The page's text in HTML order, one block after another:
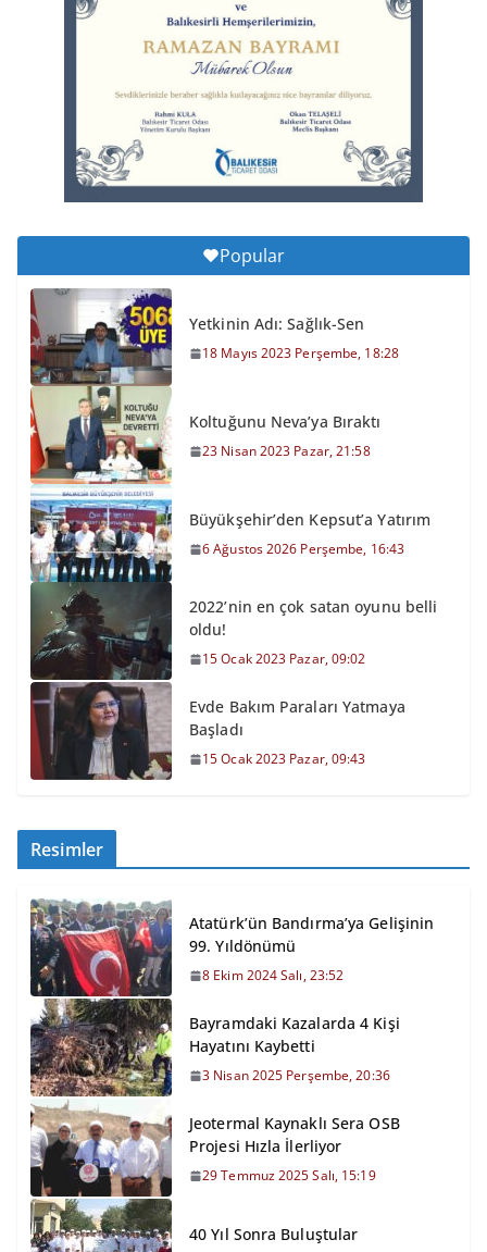
6 Ağustos 2026 Perşembe, 11:51
Büyükşehir’den Kepsut’a Yatırım
6 Ağustos 2026 Perşembe, 16:43
Popular
Yetkinin Adı: Sağlık-Sen
18 Mayıs 2023 Perşembe, 18:28
Koltuğunu Neva’ya Bıraktı
23 Nisan 2023 Pazar, 21:58
Büyükşehir’den Kepsut’a Yatırım
6 Ağustos 2026 Perşembe, 16:43
2022’nin en çok satan oyunu belli
oldu!
15 Ocak 2023 Pazar, 09:02
Evde Bakım Paraları Yatmaya
Başladı
15 Ocak 2023 Pazar, 09:43
Resimler
Atatürk’ün Bandırma’ya Gelişinin
99. Yıldönümü
8 Ekim 2024 Salı, 23:52
Bayramdaki Kazalarda 4 Kişi
Hayatını Kaybetti
3 Nisan 2025 Perşembe, 20:36
Jeotermal Kaynaklı Sera OSB
Projesi Hızla İlerliyor
29 Temmuz 2025 Salı, 15:19
40 Yıl Sonra Buluştular